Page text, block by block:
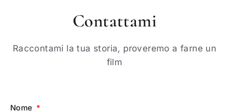
Contattami
Raccontami la tua storia, proveremo a farne un
film
Nome